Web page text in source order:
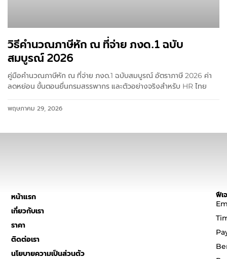
วิธีคำนวณภาษีหัก ณ ที่จ่าย ภงด.1 ฉบับ
สมบูรณ์ 2026
คู่มือคำนวณภาษีหัก ณ ที่จ่าย ภงด.1 ฉบับสมบูรณ์ อัตราภาษี 2026 ค่า
ลดหย่อน ขั้นตอนยื่นกรมสรรพากร และตัวอย่างจริงสำหรับ HR ไทย
พฤษภาคม 29, 2026
หน้าแรก
เกี่ยวกับเรา
ราคา
ติดต่อเรา
นโยบายความเป็นส่วนตัว
ฟีเ